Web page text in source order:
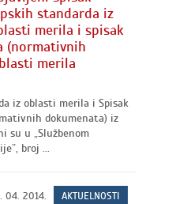
standarda iz
merila i spisak
(normativnih
merila
iz oblasti merila i Spisak
dokumenata) iz
su u „Službenom
broj ...
04. 2014. AKTUELNOSTI